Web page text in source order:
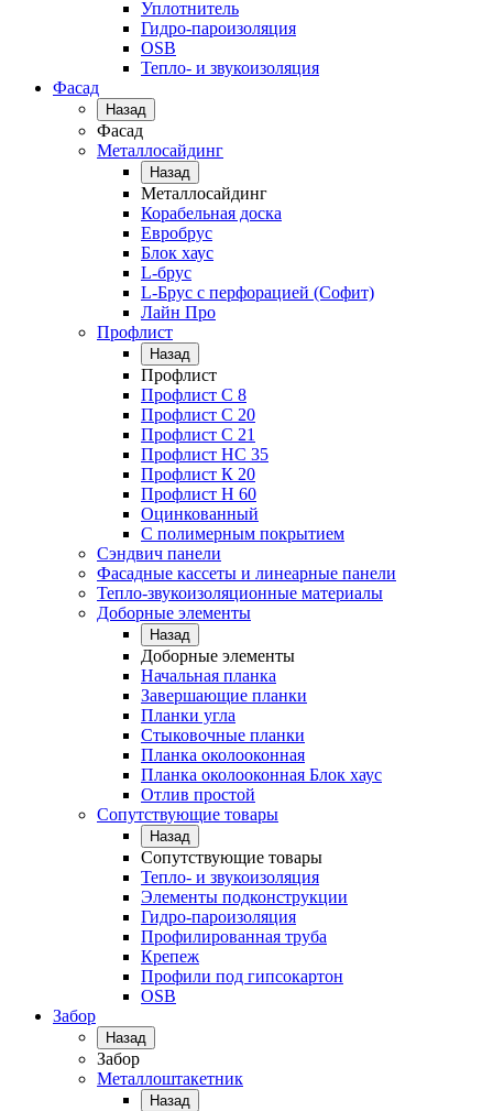
Уплотнитель
Гидро-пароизоляция
OSB
Тепло- и звукоизоляция
Фасад
Назад
Фасад
Металлосайдинг
Назад
Металлосайдинг
Корабельная доска
Евробрус
Блок хаус
L-брус
L-Брус с перфорацией (Софит)
Лайн Про
Профлист
Назад
Профлист
Профлист С 8
Профлист С 20
Профлист C 21
Профлист НС 35
Профлист К 20
Профлист Н 60
Оцинкованный
С полимерным покрытием
Сэндвич панели
Фасадные кассеты и линеарные панели
Тепло-звукоизоляционные материалы
Доборные элементы
Назад
Доборные элементы
Начальная планка
Завершающие планки
Планки угла
Стыковочные планки
Планка околооконная
Планка околооконная Блок хаус
Отлив простой
Сопутствующие товары
Назад
Сопутствующие товары
Тепло- и звукоизоляция
Элементы подконструкции
Гидро-пароизоляция
Профилированная труба
Крепеж
Профили под гипсокартон
OSB
Забор
Назад
Забор
Металлоштакетник
Назад